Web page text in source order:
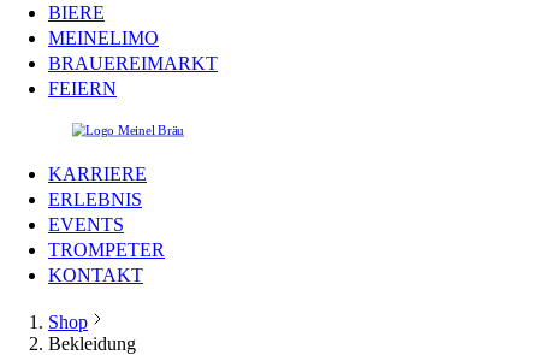
BIERE
MEINELIMO
BRAUEREIMARKT
FEIERN
KARRIERE
ERLEBNIS
EVENTS
TROMPETER
KONTAKT
Shop
Bekleidung